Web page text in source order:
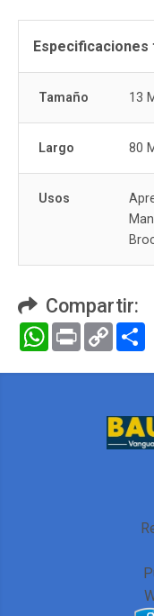
Especificaciones
Tamaño 13
Largo 80
Usos
Compartir:
WhatsApp
Print Copy
Link